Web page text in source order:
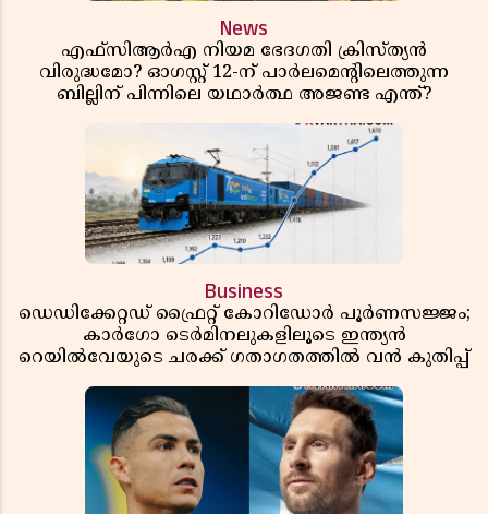
News
എഫ്സിആർഎ നിയമ ഭേദഗതി ക്രിസ്ത്യൻ
വിരുദ്ധമോ? ഓഗസ്റ്റ് 12-ന് പാർലമെന്റിലെത്തുന്ന
ബില്ലിന് പിന്നിലെ യഥാർത്ഥ അജണ്ട എന്ത്?
Business
ഡെഡിക്കേറ്റഡ് ഫ്രൈറ്റ് കോറിഡോർ പൂർണസജ്ജം;
കാർഗോ ടെർമിനലുകളിലൂടെ ഇന്ത്യൻ
റെയിൽവേയുടെ ചരക്ക് ഗതാഗതത്തിൽ വൻ കുതിപ്പ്